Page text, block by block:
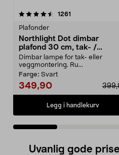
1261
Plafonder
Northlight Dot dimbar
plafond 30 cm, tak- /
vegglampe
Dimbar lampe for tak- eller
veggmontering. Ru...
Farge: Svart
349,90
Legg i handlekurv
4.5 av 5 stjerner
Uvanlig gode